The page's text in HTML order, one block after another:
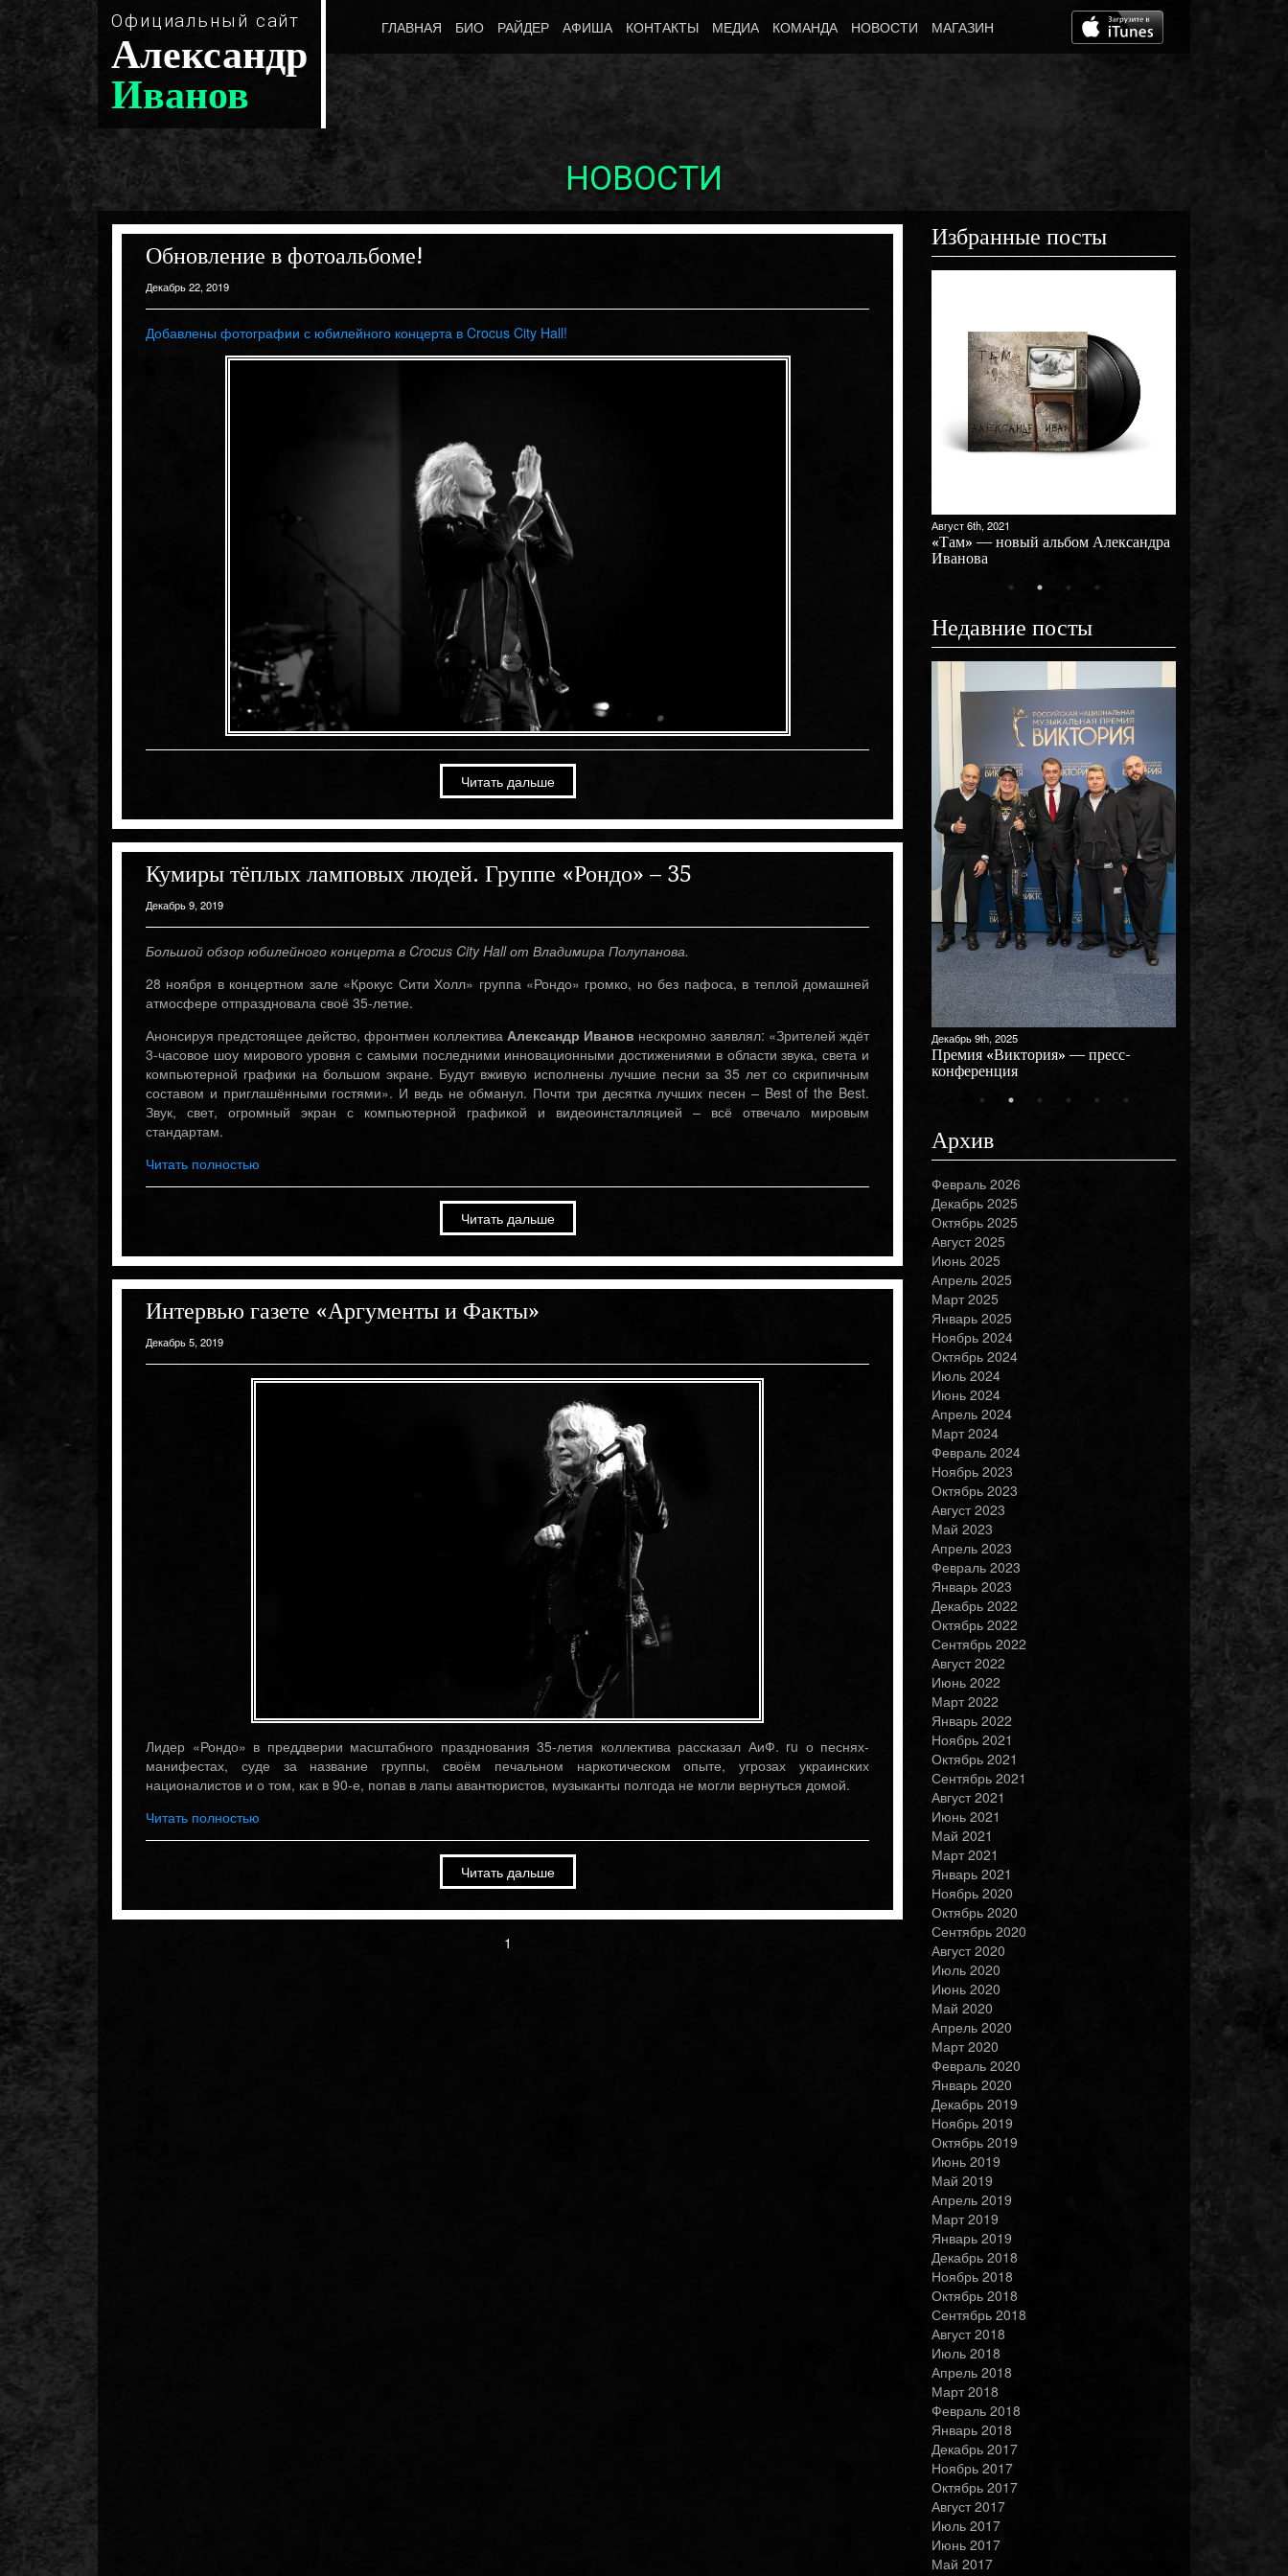
Официальный сайт
Александр
Иванов
ГЛАВНАЯ БИО РАЙДЕР АФИША КОНТАКТЫ МЕДИА КОМАНДА НОВОСТИ МАГАЗИН
НОВОСТИ
Обновление в фотоальбоме!
Декабрь 22, 2019
Добавлены фотографии с юбилейного концерта в Crocus City Hall!
Читать дальше
Кумиры тёплых ламповых людей. Группе «Рондо» – 35
Декабрь 9, 2019
Большой обзор юбилейного концерта в Crocus City Hall от Владимира Полупанова.
28 ноября в концертном зале «Крокус Сити Холл» группа «Рондо» громко, но без пафоса, в теплой домашней
атмосфере отпраздновала своё 35-летие.
Анонсируя предстоящее действо, фронтмен коллектива Александр Иванов нескромно заявлял: «Зрителей ждёт
3-часовое шоу мирового уровня с самыми последними инновационными достижениями в области звука, света и
компьютерной графики на большом экране. Будут вживую исполнены лучшие песни за 35 лет со скрипичным
составом и приглашёнными гостями». И ведь не обманул. Почти три десятка лучших песен – Best of the Best.
Звук, свет, огромный экран с компьютерной графикой и видеоинсталляцией – всё отвечало мировым
стандартам.
Читать полностью
Читать дальше
Интервью газете «Аргументы и Факты»
Декабрь 5, 2019
Лидер «Рондо» в преддверии масштабного празднования 35-летия коллектива рассказал АиФ. ru о песнях-
манифестах, суде за название группы, своём печальном наркотическом опыте, угрозах украинских
националистов и о том, как в 90-е, попав в лапы авантюристов, музыканты полгода не могли вернуться домой.
Читать полностью
Читать дальше
1
Избранные посты
Соль от 08/10/17 — Группа
«Рондо». Только музыка. «Соль» на
РЕН ТВ.
Август 6th, 2021
«Там» — новый альбом Александра
Иванова
Недавние посты
Июнь 12th, 2025
Александр Иванов выпустил новую
версию песни «Журавли» ко Дню
России
Декабрь 9th, 2025
Премия «Виктория» — пресс-
конференция
Премьера клипа
Архив
Февраль 2026
Декабрь 2025
Октябрь 2025
Август 2025
Июнь 2025
Апрель 2025
Март 2025
Январь 2025
Ноябрь 2024
Октябрь 2024
Июль 2024
Июнь 2024
Апрель 2024
Март 2024
Февраль 2024
Ноябрь 2023
Октябрь 2023
Август 2023
Май 2023
Апрель 2023
Февраль 2023
Январь 2023
Декабрь 2022
Октябрь 2022
Сентябрь 2022
Август 2022
Июнь 2022
Март 2022
Январь 2022
Ноябрь 2021
Октябрь 2021
Сентябрь 2021
Август 2021
Июнь 2021
Май 2021
Март 2021
Январь 2021
Ноябрь 2020
Октябрь 2020
Сентябрь 2020
Август 2020
Июль 2020
Июнь 2020
Май 2020
Апрель 2020
Март 2020
Февраль 2020
Январь 2020
Декабрь 2019
Ноябрь 2019
Октябрь 2019
Июнь 2019
Май 2019
Апрель 2019
Март 2019
Январь 2019
Декабрь 2018
Ноябрь 2018
Октябрь 2018
Сентябрь 2018
Август 2018
Июль 2018
Апрель 2018
Март 2018
Февраль 2018
Январь 2018
Декабрь 2017
Ноябрь 2017
Октябрь 2017
Август 2017
Июль 2017
Июнь 2017
Май 2017